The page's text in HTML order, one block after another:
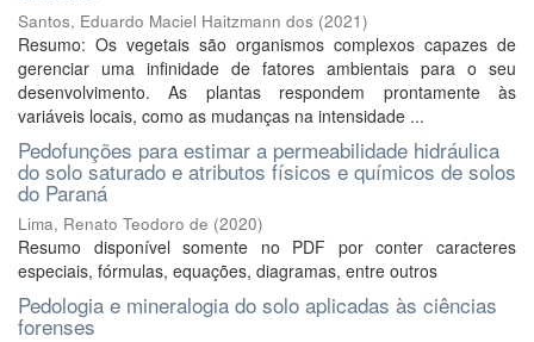
Santos, Eduardo Maciel Haitzmann dos (2021)
Resumo: Os vegetais são organismos complexos capazes de
gerenciar uma infinidade de fatores ambientais para o seu
desenvolvimento. As plantas respondem prontamente às
variáveis locais, como as mudanças na intensidade ...
Pedofunções para estimar a permeabilidade hidráulica
do solo saturado e atributos físicos e químicos de solos
do Paraná
Lima, Renato Teodoro de (2020)
Resumo disponível somente no PDF por conter caracteres
especiais, fórmulas, equações, diagramas, entre outros
Pedologia e mineralogia do solo aplicadas às ciências
forenses